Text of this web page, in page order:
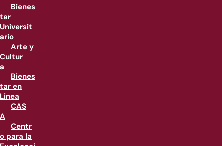
Bienes
tar
Universit
ario
Arte y
Cultur
a
Bienes
tar en
Linea
CAS
A
Centr
o para la